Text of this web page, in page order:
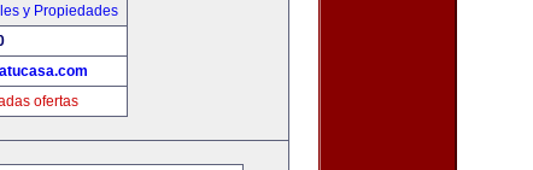
y Propiedades
ofertas